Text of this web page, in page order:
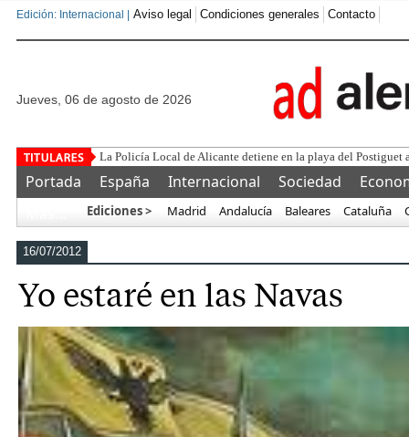
Edición: Internacional | Aviso legal Condiciones generales Contacto
jueves, 06 de agosto de 2026
Este corr
Portada España Internacional Sociedad
Ediciones > Madrid Andalucía Baleares Cataluña
16/07/2012
Yo estaré en las Navas